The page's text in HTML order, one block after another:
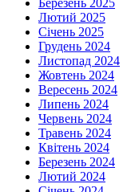
Березень 2025
Лютий 2025
Січень 2025
Грудень 2024
Листопад 2024
Жовтень 2024
Вересень 2024
Липень 2024
Червень 2024
Травень 2024
Квітень 2024
Березень 2024
Лютий 2024